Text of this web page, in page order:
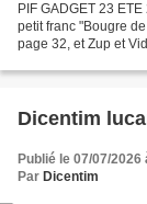
PIF GADGET 23
petit franc "Bougre
page 32, et Zup et
Dicentim
Publié le 07/07/2026
Par Dicentim